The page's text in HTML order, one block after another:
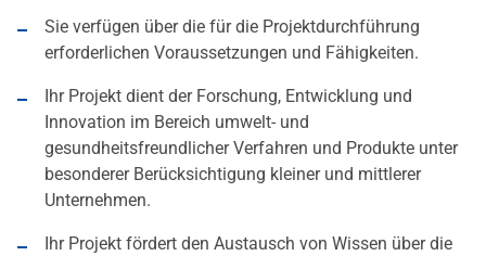
Sie verfügen über die für die Projektdurchführung
erforderlichen Voraussetzungen und Fähigkeiten.
Ihr Projekt dient der Forschung, Entwicklung und
Innovation im Bereich umwelt- und
gesundheitsfreundlicher Verfahren und Produkte unter
besonderer Berücksichtigung kleiner und mittlerer
Unternehmen.
Ihr Projekt fördert den Austausch von Wissen über die